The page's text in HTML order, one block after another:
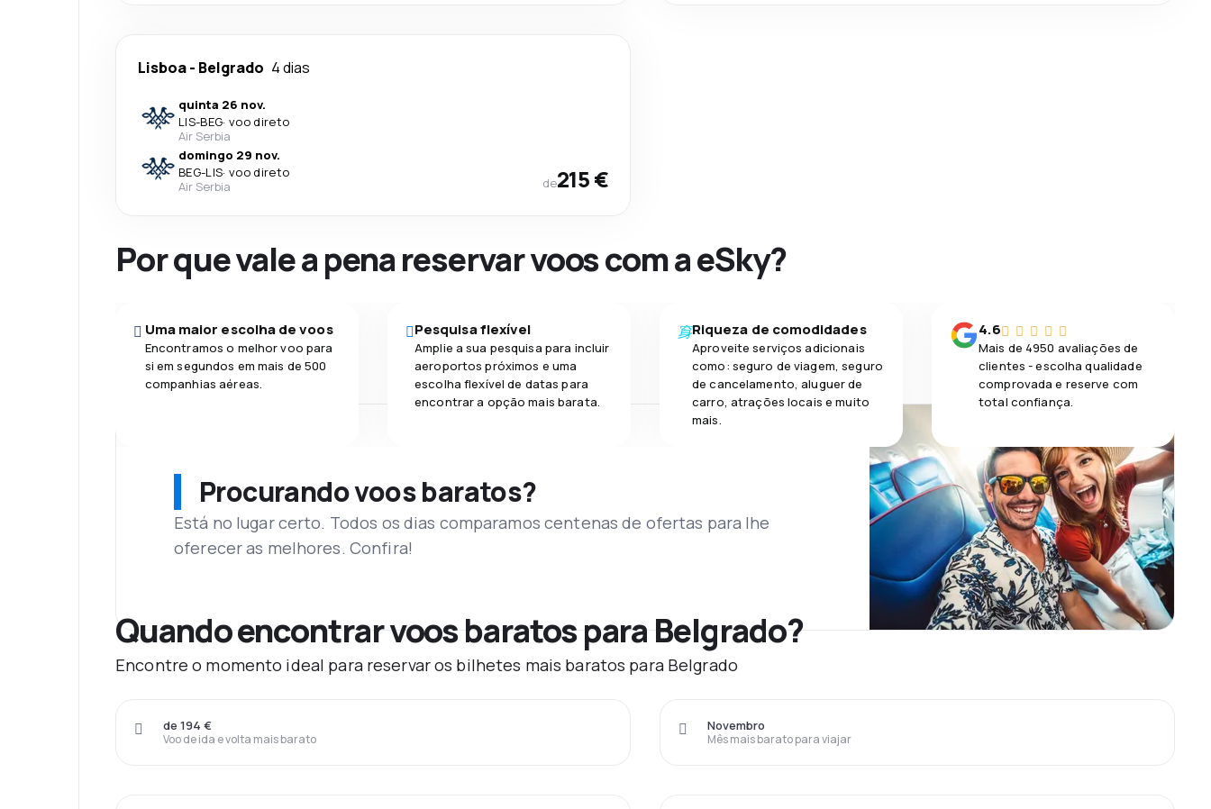
Lisboa- Belgrado 4 dias
quinta 26 nov.
LIS-BEG· voo direto
Air Serbia
domingo 29 nov.
BEG-LIS· voo direto
Air Serbia
de215 €
Por que vale a pena reservar voos com a eSky?
Uma maior escolha de voos
Encontramos o melhor voo para
si em segundos em mais de 500
companhias aéreas.
Pesquisa flexível
Amplie a sua pesquisa para incluir
aeroportos próximos e uma
escolha flexível de datas para
encontrar a opção mais barata.
Riqueza de comodidades
Aproveite serviços adicionais
como: seguro de viagem, seguro
de cancelamento, aluguer de
carro, atrações locais e muito
mais.
4.6
Mais de 4950 avaliações de
clientes - escolha qualidade
comprovada e reserve com
total confiança.
Procurando voos baratos?
Está no lugar certo. Todos os dias comparamos centenas de ofertas para lhe
oferecer as melhores. Confira!
Quando encontrar voos baratos para Belgrado?
Encontre o momento ideal para reservar os bilhetes mais baratos para Belgrado
Voo de ida e volta mais barato
de 194 €
Mês mais barato para viajar
Novembro